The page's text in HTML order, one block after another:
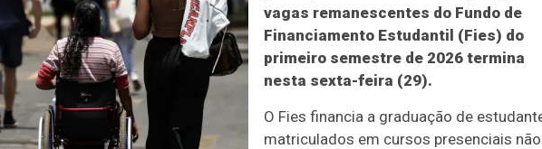
vagas remanescentes do Fundo de
Financiamento Estudantil (Fies) do
primeiro semestre de 2026 termina
nesta sexta-feira (29).
O Fies financia a graduação de
matriculados em cursos presenciais não